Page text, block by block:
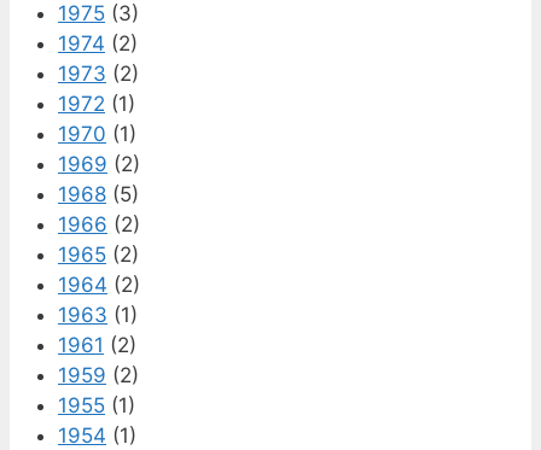
1975 (3)
1974 (2)
1973 (2)
1972 (1)
1970 (1)
1969 (2)
1968 (5)
1966 (2)
1965 (2)
1964 (2)
1963 (1)
1961 (2)
1959 (2)
1955 (1)
1954 (1)